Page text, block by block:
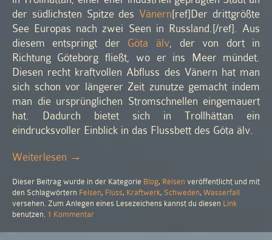
der südlichsten Spitze desVänern[ref]Der drittgrößte
See Europas nach zwei Seen in Russland.[/ref]. Aus
diesem entspringt der Göta älv, der von dort in
Richtung Göteborg fließt, wo er ins Meer mündet.
Diesen recht kraftvollen Abfluss des Vänern hat man
sich schon vor längerer Zeit zunutze gemacht indem
man die ursprünglichen Stromschnellen eingemauert
hat. Dadurch bietet sich in Trollhättan ein
eindrucksvoller Einblick in das Flussbett des Göta älv.
Weiterlesen „Trollhättan:
teardrop
is
a
→
Dieser Beitrag wurde in der Kategorie Blog, Reisen veröffentlicht und mit
den Schlagwörtern Felsen, Fluss, Kraftwerk, Schweden, Wasserfall
versehen. Zum Anlegen eines Lesezeichens kannst du diesen Link
benutzen. 1 Kommentarzu
every